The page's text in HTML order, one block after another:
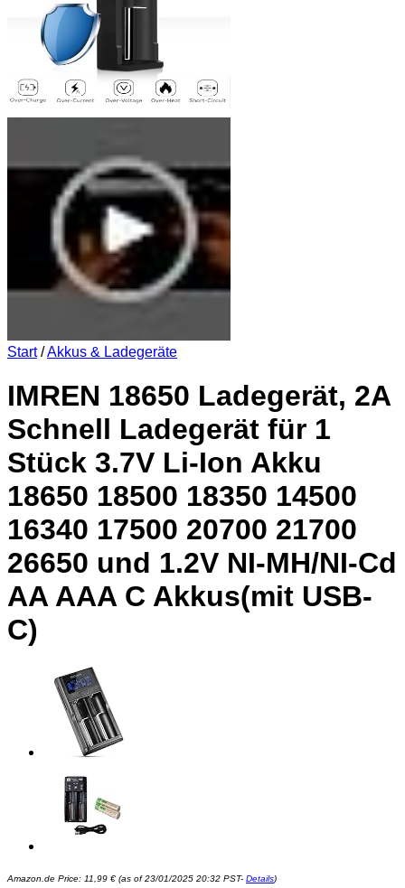
Start /Akkus & Ladegeräte
IMREN 18650 Ladegerät, 2A
Schnell Ladegerät für 1
Stück 3.7V Li-Ion Akku
18650 18500 18350 14500
16340 17500 20700 21700
26650 und 1.2V NI-MH/NI-Cd
AA AAA C Akkus(mit USB-
C)
Amazon.de Price: 11,99 € (as of 23/01/2025 20:32 PST- Details)